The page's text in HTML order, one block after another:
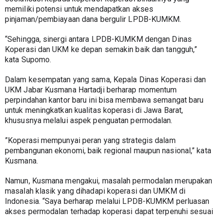
memiliki potensi untuk mendapatkan akses
pinjaman/pembiayaan dana bergulir LPDB-KUMKM.
“Sehingga, sinergi antara LPDB-KUMKM dengan Dinas
Koperasi dan UKM ke depan semakin baik dan tangguh,”
kata Supomo.
Dalam kesempatan yang sama, Kepala Dinas Koperasi dan
UKM Jabar Kusmana Hartadji berharap momentum
perpindahan kantor baru ini bisa membawa semangat baru
untuk meningkatkan kualitas koperasi di Jawa Barat,
khususnya melalui aspek penguatan permodalan.
​”Koperasi mempunyai peran yang strategis dalam
pembangunan ekonomi, baik regional maupun nasional,” kata
Kusmana.
Namun, Kusmana mengakui, masalah permodalan merupakan
masalah klasik yang dihadapi koperasi dan UMKM di
Indonesia. “Saya berharap melalui LPDB-KUMKM perluasan
akses permodalan terhadap koperasi dapat terpenuhi sesuai